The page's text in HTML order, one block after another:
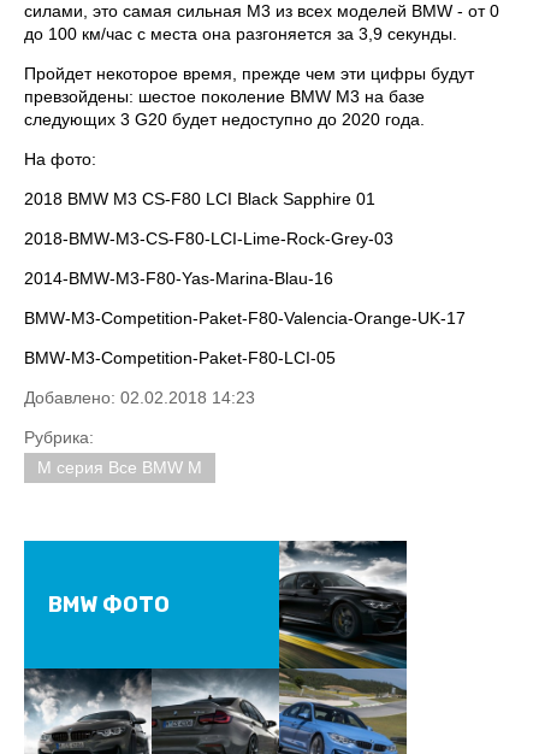
силами, это самая сильная M3 из всех моделей BMW - от 0
до 100 км/час с места она разгоняется за 3,9 секунды.
Пройдет некоторое время, прежде чем эти цифры будут
превзойдены: шестое поколение BMW M3 на базе
следующих 3 G20 будет недоступно до 2020 года.
На фото:
2018 BMW M3 CS-F80 LCI Black Sapphire 01
2018-BMW-M3-CS-F80-LCI-Lime-Rock-Grey-03
2014-BMW-M3-F80-Yas-Marina-Blau-16
BMW-M3-Competition-Paket-F80-Valencia-Orange-UK-17
BMW-M3-Competition-Paket-F80-LCI-05
Добавлено: 02.02.2018 14:23
Рубрика:
M серия Все BMW M
BMW ФОТО